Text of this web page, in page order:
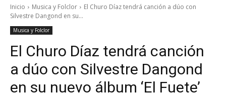
Inicio Musica y Folclor
El Churo Díaz tendrá canción a dúo con
Silvestre Dangond en su...
Musica y Folclor
El Churo Díaz tendrá canción
a dúo con Silvestre Dangond
en su nuevo álbum ‘El Fuete’